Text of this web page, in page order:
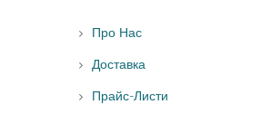
Про Нас
Доставка
Прайс-Листи